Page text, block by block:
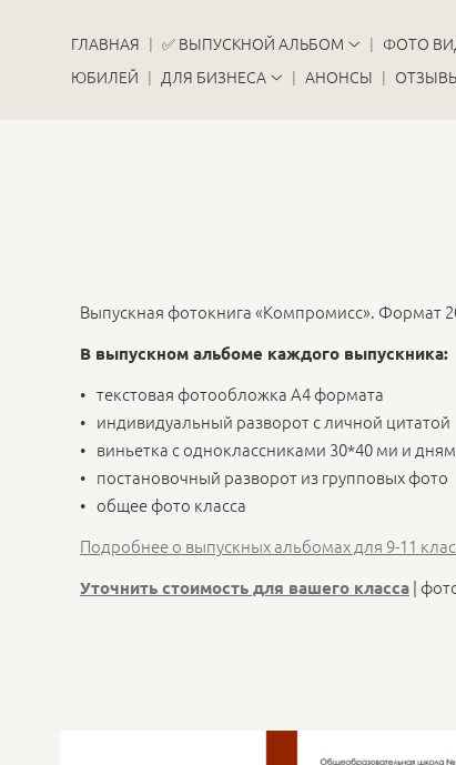
ГЛАВНАЯ ✅ ВЫПУСКНОЙ АЛЬБОМ ФОТО
ЮБИЛЕЙ
ДЛЯ БИЗНЕСА АНОНСЫ
Выпускная фотокнига «Компромисс». Формат
В выпускном альбоме каждого выпускника:
текстовая фотообложка А4 формата
индивидуальный разворот с личной цитатой
виньетка с одноклассниками 30*40 ми и
постановочный разворот из групповых фото
общее фото класса
Подробнее о выпускных альбомах для 9-11
Уточнить стоимость для вашего класса |